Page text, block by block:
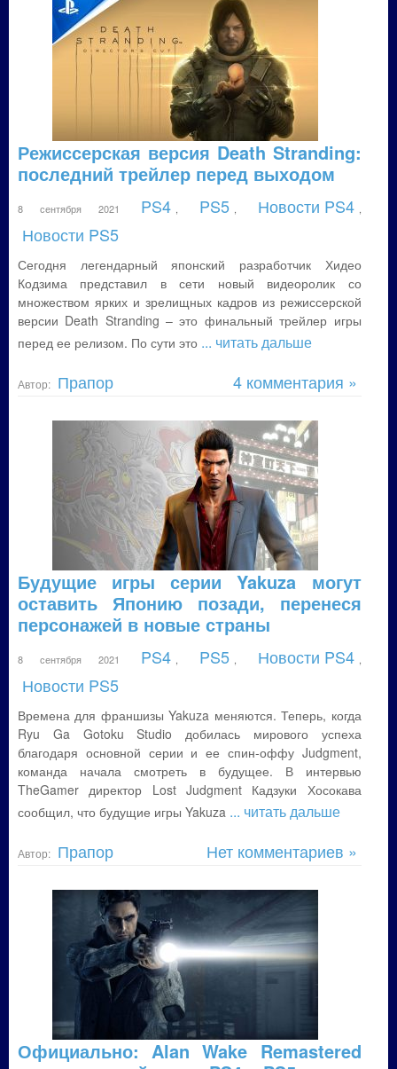
Режиссерская версия Death Stranding:
последний трейлер перед выходом
8 сентября 2021 PS4 PS5 Новости PS4
Новости PS5
Сегодня легендарный японский разработчик Хидео
Кодзима представил в сети новый видеоролик со
множеством ярких и зрелищных кадров из режиссерской
версии Death Stranding – это финальный трейлер игры
перед ее релизом. По сути это ... читать дальше
Автор: Прапор 4 комментария »
Будущие игры серии Yakuza могут
оставить Японию позади, перенеся
персонажей в новые страны
8 сентября 2021 PS4 PS5 Новости PS4
Новости PS5
Времена для франшизы Yakuza меняются. Теперь, когда
Ryu Ga Gotoku Studio добилась мирового успеха
благодаря основной серии и ее спин-оффу Judgment,
команда начала смотреть в будущее. В интервью
TheGamer директор Lost Judgment Кадзуки Хосокава
сообщил, что будущие игры Yakuza ... читать дальше
Автор: Прапор Нет комментариев »
Официально: Alan Wake Remastered